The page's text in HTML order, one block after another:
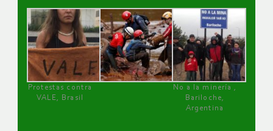
Protestas contra
VALE, Brasil
No a la minería ,
Bariloche,
Argentina